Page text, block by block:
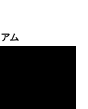
ム